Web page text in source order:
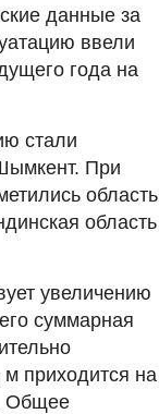
данные за
ввели
года на
стали
При
область
область
увеличению
суммарная
приходится на
Общее